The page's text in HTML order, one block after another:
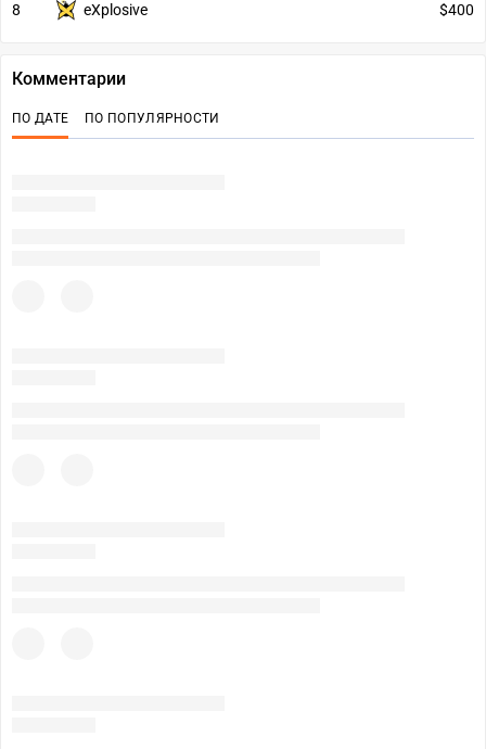
8 eXplosive $400
Комментарии
ПО ДАТЕ ПО ПОПУЛЯРНОСТИ